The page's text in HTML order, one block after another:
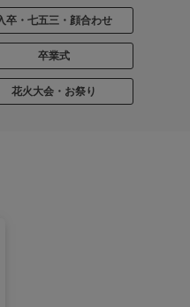
卒・七五三・顔合わせ
卒業式
花火大会・お祭り